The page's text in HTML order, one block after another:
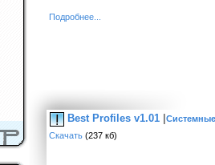
Подробнее...
Best Profiles v1.01 |
Скачать (237 кб)